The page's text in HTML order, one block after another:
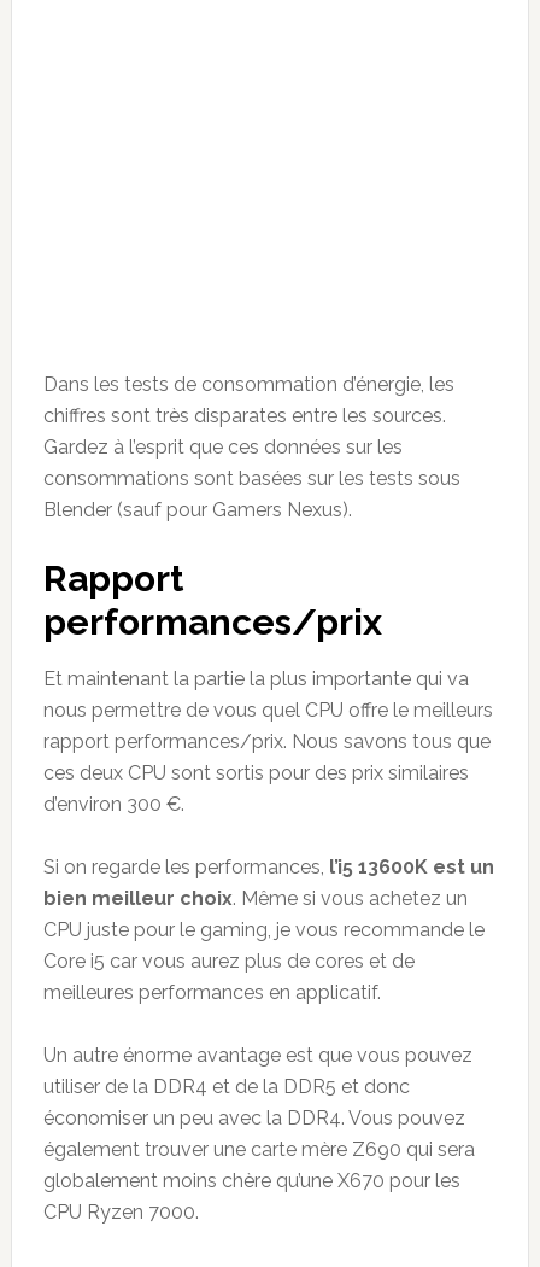
Dans les tests de consommation d’énergie, les
chiffres sont très disparates entre les sources.
Gardez à l’esprit que ces données sur les
consommations sont basées sur les tests sous
Blender (sauf pour Gamers Nexus).
Rapport
performances/prix
Et maintenant la partie la plus importante qui va
nous permettre de vous quel CPU offre le meilleurs
rapport performances/prix. Nous savons tous que
ces deux CPU sont sortis pour des prix similaires
d’environ 300 €.
Si on regarde les performances, l’i5 13600K est un
bien meilleur choix. Même si vous achetez un
CPU juste pour le gaming, je vous recommande le
Core i5 car vous aurez plus de cores et de
meilleures performances en applicatif.
Un autre énorme avantage est que vous pouvez
utiliser de la DDR4 et de la DDR5 et donc
économiser un peu avec la DDR4. Vous pouvez
également trouver une carte mère Z690 qui sera
globalement moins chère qu’une X670 pour les
CPU Ryzen 7000.